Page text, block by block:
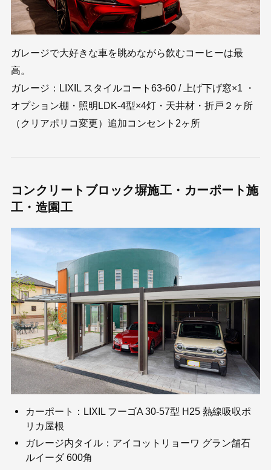
ガレージで大好きな車を眺めながら飲むコーヒーは最
高。
ガレージ：LIXIL スタイルコート63-60 / 上げ下げ窓×1 ・
オプション棚・照明LDK-4型×4灯・天井材・折戸２ヶ所
（クリアポリコ変更）追加コンセント2ヶ所
コンクリートブロック塀施工・カーポート施
工・造園工
カーポート：LIXIL フーゴA 30-57型 H25 熱線吸収ポ
リカ屋根
ガレージ内タイル：アイコットリョーワ グラン舗石
ルイーダ 600角